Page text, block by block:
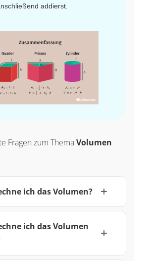
addierst.
Fragen zum ThemaVolumen
ich das Volumen?
ich das Volumen